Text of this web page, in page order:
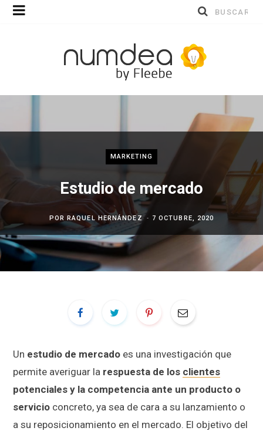
Buscar
MARKETING
Estudio de mercado
PORRAQUEL HERNÁNDEZ 7 OCTUBRE, 2020
Un estudio de mercado es una investigación que
permite averiguar la respuesta de los clientes
potenciales y la competencia ante un producto o
servicio concreto, ya sea de cara a su lanzamiento o
a su reposicionamiento en el mercado. El objetivo del